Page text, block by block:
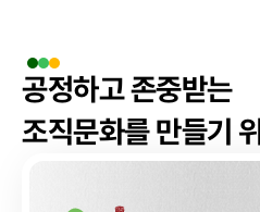
먹거리 거버
넌스
급식사업
급식사업
공정하고 존중받는
조직문화를 만들기